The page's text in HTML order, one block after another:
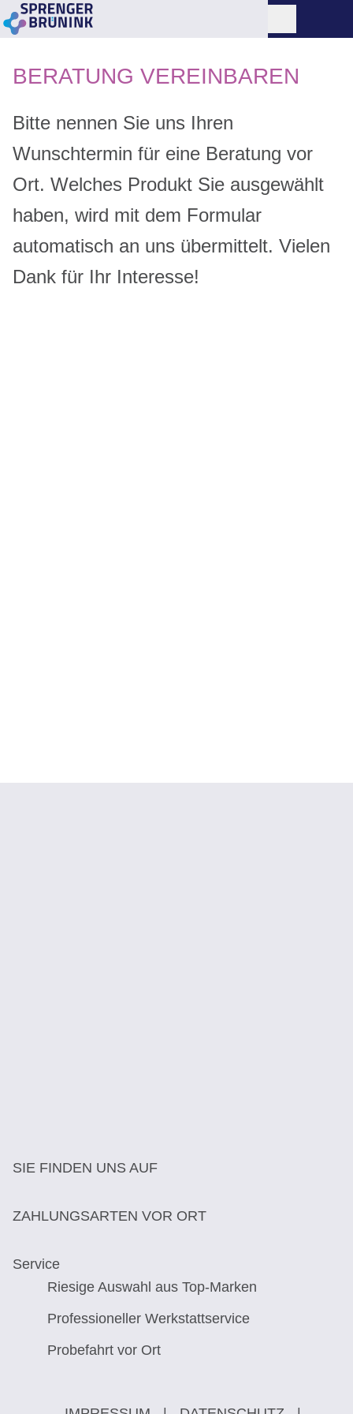
BERATUNG VEREINBAREN
Bitte nennen Sie uns Ihren
Wunschtermin für eine Beratung vor
Ort. Welches Produkt Sie ausgewählt
haben, wird mit dem Formular
automatisch an uns übermittelt. Vielen
Dank für Ihr Interesse!
SIE FINDEN UNS AUF
ZAHLUNGSARTEN VOR ORT
Service
Riesige Auswahl aus Top-Marken
Professioneller Werkstattservice
Probefahrt vor Ort